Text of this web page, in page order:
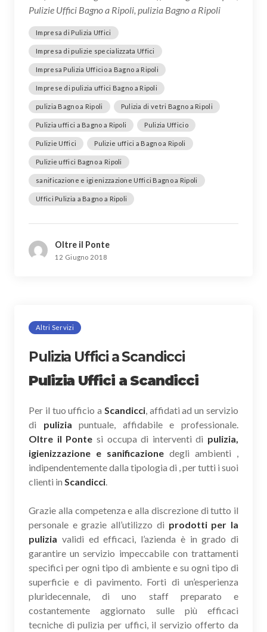
Pulizie Uffici Bagno a Ripoli, pulizia Bagno a Ripoli
Impresa di Pulizia Uffici
Impresa di pulizie specializzata Uffici
Impresa Pulizia Ufficio a Bagno a Ripoli
Imprese di pulizia uffici Bagno a Ripoli
pulizia Bagno a Ripoli Pulizia di vetri Bagno a Ripoli
Pulizia uffici a Bagno a Ripoli Pulizia Ufficio
Pulizie Uffici Pulizie uffici a Bagno a Ripoli
Pulizie uffici Bagno a Ripoli
sanificazione e igienizzazione Uffici Bagno a Ripoli
Uffici Pulizia a Bagno a Ripoli
Oltre il Ponte
12 Giugno 2018
Altri Servizi
Pulizia Uffici a Scandicci
Pulizia Uffici a Scandicci
Per il tuo ufficio a Scandicci, affidati ad un servizio
di puliziapuntuale, affidabile e professionale.
Oltre il Ponte si occupa di interventi di pulizia,
igienizzazione e sanificazione degli ambienti ,
indipendentemente dalla tipologia di , per tutti i suoi
clienti in Scandicci.
Grazie alla competenza e alla discrezione di tutto il
personale e grazie all’utilizzo di prodotti per la
pulizia validi ed efficaci, l’azienda è in grado di
garantire un servizio impeccabile con trattamenti
specifici per ogni tipo di ambiente e su ogni tipo di
superficie e di pavimento. Forti di un’esperienza
pluridecennale, di uno staff preparato e
costantemente aggiornato sulle più efficaci
tecniche di pulizia per uffici, il servizio offerto da